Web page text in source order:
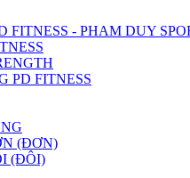
FITNESS - PHAM DUY
PD FITNESS
(ĐƠN)
(ĐÔI)